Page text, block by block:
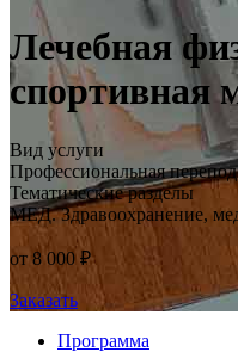
Лечебная
спортивная
Вид услуги
Профессиональная
Тематические разделы
МЕД. Здравоохранение,
от 8 000 ₽
Заказать
Программа